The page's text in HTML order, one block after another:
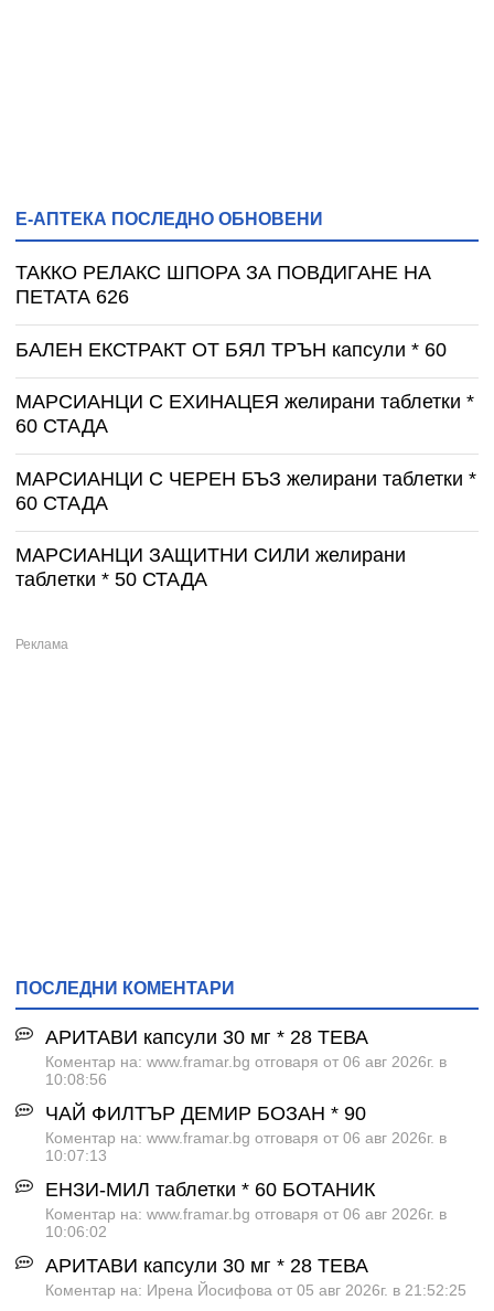
Е-АПТЕКА ПОСЛЕДНО ОБНОВЕНИ
ТАККО РЕЛАКС ШПОРА ЗА ПОВДИГАНЕ НА
ПЕТАТА 626
БАЛЕН ЕКСТРАКТ ОТ БЯЛ ТРЪН капсули * 60
МАРСИАНЦИ С ЕХИНАЦЕЯ желирани таблетки *
60 СТАДА
МАРСИАНЦИ С ЧЕРЕН БЪЗ желирани таблетки *
60 СТАДА
МАРСИАНЦИ ЗАЩИТНИ СИЛИ желирани
таблетки * 50 СТАДА
ПОСЛЕДНИ КОМЕНТАРИ
АРИТАВИ капсули 30 мг * 28 ТЕВА
Коментар на: www.framar.bg отговаря от 06 авг 2026г. в
10:08:56
ЧАЙ ФИЛТЪР ДЕМИР БОЗАН * 90
Коментар на: www.framar.bg отговаря от 06 авг 2026г. в
10:07:13
ЕНЗИ-МИЛ таблетки * 60 БОТАНИК
Коментар на: www.framar.bg отговаря от 06 авг 2026г. в
10:06:02
АРИТАВИ капсули 30 мг * 28 ТЕВА
Коментар на: Ирена Йосифова от 05 авг 2026г. в 21:52:25